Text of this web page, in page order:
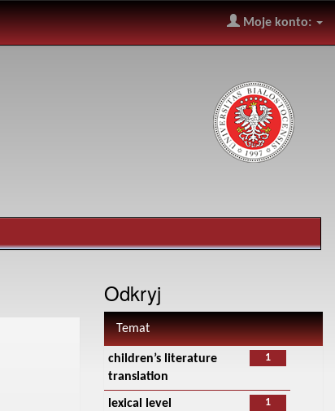
Moje konto:
Odkryj
Temat
1
children’s literature
translation
1
lexical level